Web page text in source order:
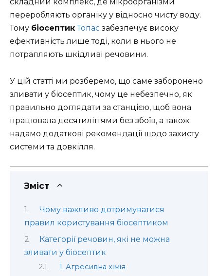
складний комплекс, де мікроорганізми
переробляють органіку у відносно чисту воду.
Тому біосептикТопас забезпечує високу
ефективність лише тоді, коли в нього не
потрапляють шкідливі речовини.
У цій статті ми розберемо, що саме заборонено
зливати у біосептик, чому це небезпечно, як
правильно доглядати за станцією, щоб вона
працювала десятиліттями без збоїв, а також
надамо додаткові рекомендації щодо захисту
системи та довкілля.
Зміст
Чому важливо дотримуватися
правил користування біосептиком
Категорії речовин, які не можна
зливати у біосептик
1. Агресивна хімія